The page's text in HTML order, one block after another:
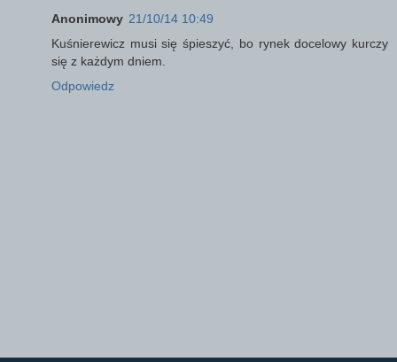
Anonimowy 21/10/14 10:49
Kuśnierewicz musi się śpieszyć, bo rynek docelowy kurczy
się z każdym dniem.
Odpowiedz